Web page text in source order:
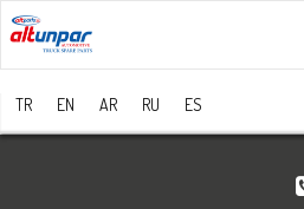
TR EN AR RU ES